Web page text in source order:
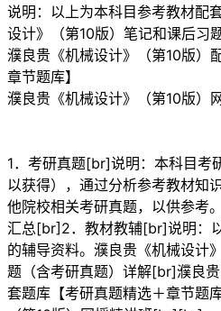
说明：以上为本科目参考教材配
设计》（第10版）笔记和课后习
濮良贵《机械设计》（第10版）
章节题库】
濮良贵《机械设计》（第10版）
1．考研真题[br]说明：本科目考
以获得），通过分析参考教材知
他院校相关考研真题，以供参考
汇总[br]2．教材教辅[br]说明：
的辅导资料。濮良贵《机械设计
题（含考研真题）详解[br]濮良
套题库【考研真题精选＋章节题